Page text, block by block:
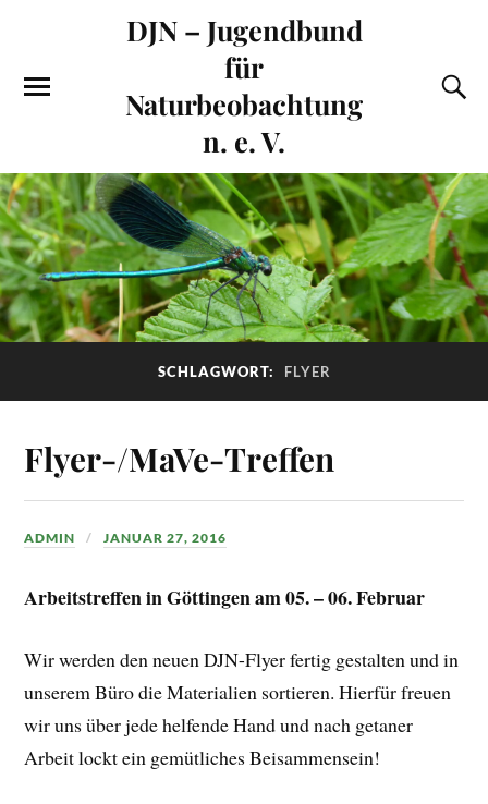
DJN – Jugendbund
für
Naturbeobachtung
n. e. V.
SCHLAGWORT: FLYER
Flyer-/MaVe-Treffen
ADMIN JANUAR 27, 2016
Arbeitstreffen in Göttingen am 05. – 06. Februar
Wir werden den neuen DJN-Flyer fertig gestalten und in
unserem Büro die Materialien sortieren. Hierfür freuen
wir uns über jede helfende Hand und nach getaner
Arbeit lockt ein gemütliches Beisammensein!